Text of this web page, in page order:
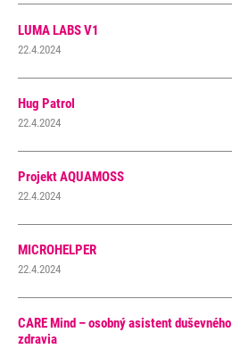
LUMA LABS V1
22.4.2024
Hug Patrol
22.4.2024
Projekt AQUAMOSS
22.4.2024
MICROHELPER
22.4.2024
CARE Mind – osobný asistent duševného
zdravia